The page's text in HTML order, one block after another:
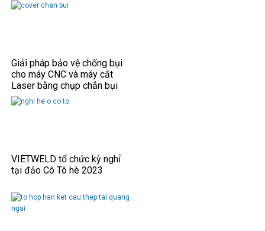
Giải pháp bảo vệ chống bụi
cho máy CNC và máy cắt
Laser bằng chụp chắn bụi
VIETWELD tổ chức kỳ nghỉ
tại đảo Cô Tô hè 2023